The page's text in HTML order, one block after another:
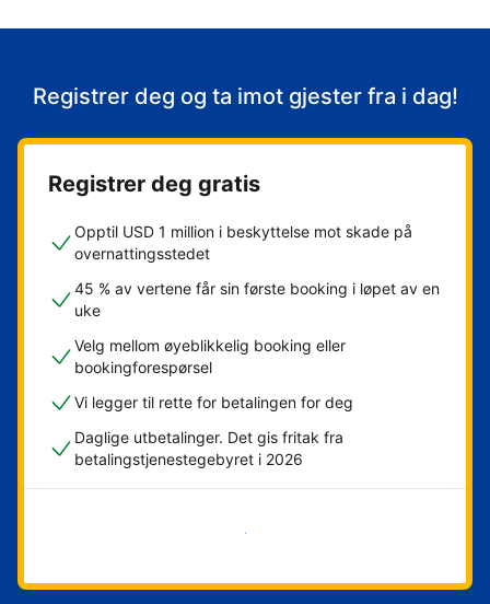
Registrer deg og ta imot gjester fra i dag!
Registrer deg gratis
Opptil USD 1 million i beskyttelse mot skade på
overnattingsstedet
45 % av vertene får sin første booking i løpet av en
uke
Velg mellom øyeblikkelig booking eller
bookingforespørsel
Vi legger til rette for betalingen for deg
Daglige utbetalinger. Det gis fritak fra
betalingstjenestegebyret i 2026
Kom i gang nå